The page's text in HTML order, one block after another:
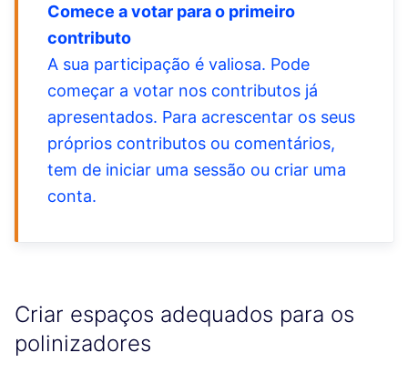
Comece a votar para o primeiro
contributo
A sua participação é valiosa. Pode
começar a votar nos contributos já
apresentados. Para acrescentar os seus
próprios contributos ou comentários,
tem de iniciar uma sessão ou criar uma
conta.
Criar espaços adequados para os
polinizadores